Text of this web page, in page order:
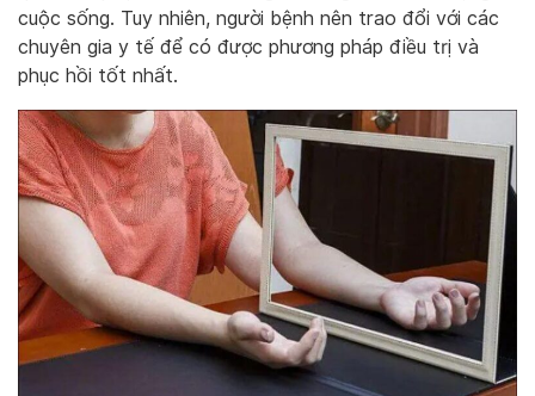
cuộc sống. Tuy nhiên, người bệnh nên trao đổi với các
chuyên gia y tế để có được phương pháp điều trị và
phục hồi tốt nhất.